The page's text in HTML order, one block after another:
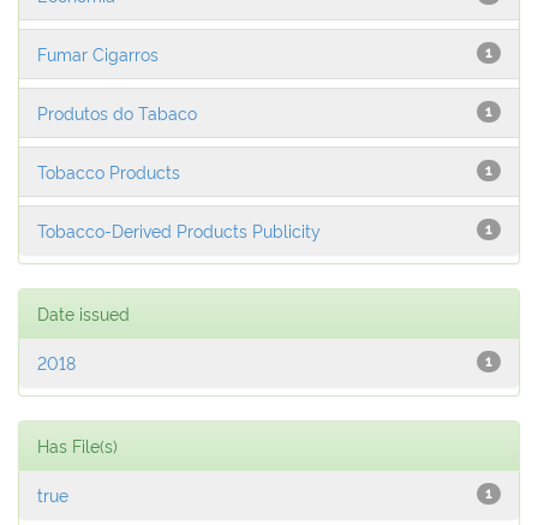
1
Fumar Cigarros
1
Produtos do Tabaco
1
Tobacco Products
1
Tobacco-Derived Products Publicity
Date issued
1
2018
Has File(s)
1
true